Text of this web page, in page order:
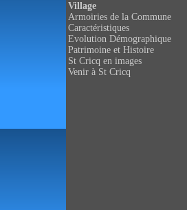
Village
Armoiries de la Commune
Caractéristiques
Evolution Démographique
Patrimoine et Histoire
St Cricq en images
Venir à St Cricq